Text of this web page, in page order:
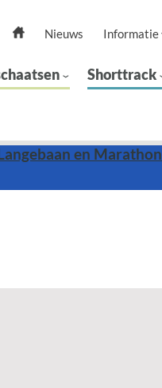
Nieuws Informatie
Shorttrack
en Marathon